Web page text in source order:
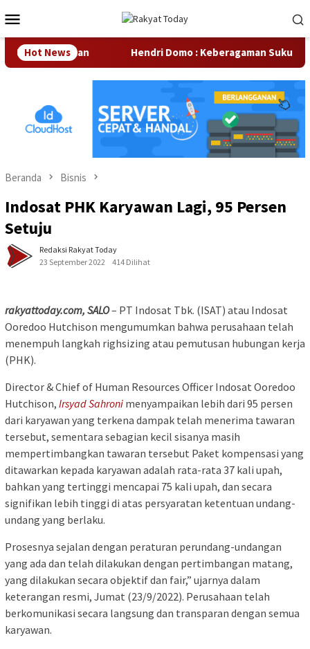
ke
kontenMobile
Hot News
Perusahaan Hendri Domo : Keberagaman Suku dan
Beranda Bisnis
Indosat PHK Karyawan Lagi, 95 Persen
Setuju
Redaksi Rakyat Today
23 September 2022
414 Dilihat
rakyattoday.com, SALO– PT Indosat Tbk. (ISAT) atau Indosat
Ooredoo Hutchison mengumumkan bahwa perusahaan telah
menempuh langkah righsizing atau pemutusan hubungan kerja
(PHK).
Director & Chief of Human Resources Officer Indosat Ooredoo
Hutchison, Irsyad Sahroni menyampaikan lebih dari 95 persen
dari karyawan yang terkena dampak telah menerima tawaran
tersebut, sementara sebagian kecil sisanya masih
mempertimbangkan tawaran tersebut Paket kompensasi yang
ditawarkan kepada karyawan adalah rata-rata 37 kali upah,
bahkan yang tertinggi mencapai 75 kali upah, dan secara
signifikan lebih tinggi di atas persyaratan ketentuan undang-
undang yang berlaku.
Prosesnya sejalan dengan peraturan perundang-undangan
yang ada dan telah dilakukan dengan pertimbangan matang,
yang dilakukan secara objektif dan fair,” ujarnya dalam
keterangan resmi, Jumat (23/9/2022). Perusahaan telah
berkomunikasi secara langsung dan transparan dengan semua
karyawan.